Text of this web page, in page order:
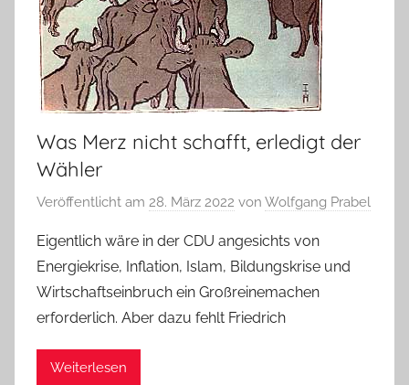
Was Merz nicht schafft, erledigt der
Wähler
Veröffentlicht am 28. März 2022 von Wolfgang Prabel
Eigentlich wäre in der CDU angesichts von
Energiekrise, Inflation, Islam, Bildungskrise und
Wirtschaftseinbruch ein Großreinemachen
erforderlich. Aber dazu fehlt Friedrich
Weiterlesen